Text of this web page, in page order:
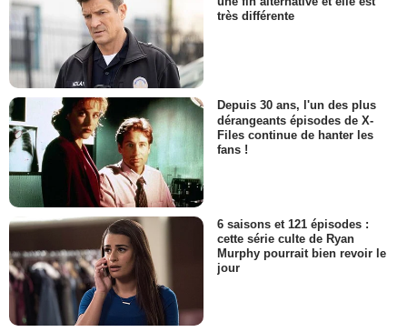
très différente
Depuis 30 ans, l'un des plus
dérangeants épisodes de X-
Files continue de hanter les
fans !
6 saisons et 121 épisodes :
cette série culte de Ryan
Murphy pourrait bien revoir le
jour